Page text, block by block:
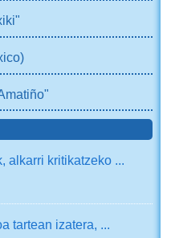
alkarri kritikatzeko ...
tartean izatera, ...